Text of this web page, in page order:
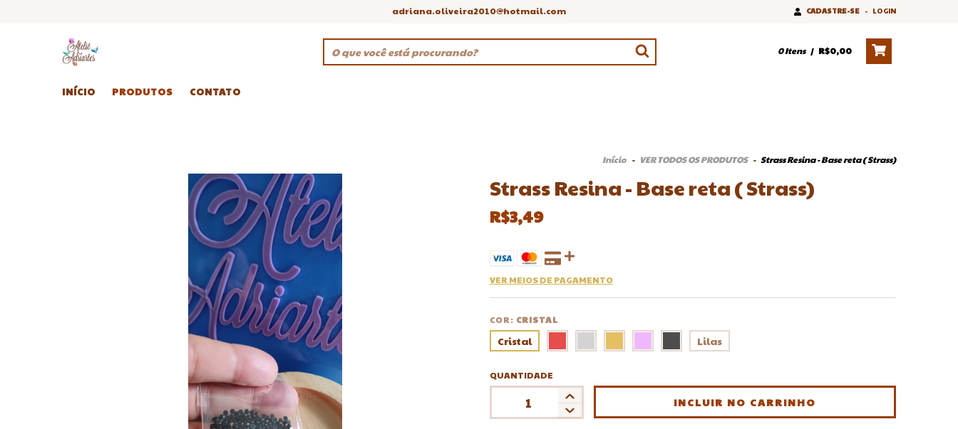
adriana.oliveira2010@hotmail.com CADASTRE-SE - LOGIN
0Itens | R$0,00
INÍCIO PRODUTOS CONTATO
Início - VER TODOS OS PRODUTOS - Strass Resina - Base reta ( Strass)
Strass Resina - Base reta ( Strass)
R$3,49
VER MEIOS DE PAGAMENTO
COR: CRISTAL
Cristal Lilas
QUANTIDADE